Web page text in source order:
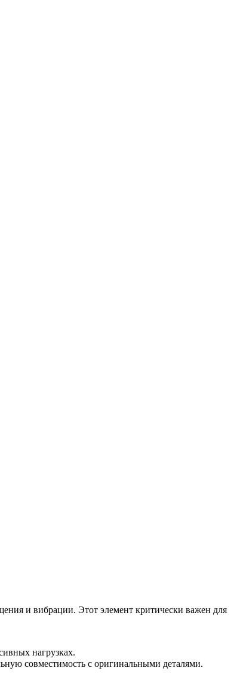
и вибрации. Этот элемент критически важен для
нагрузках.
совместимость с оригинальными деталями.